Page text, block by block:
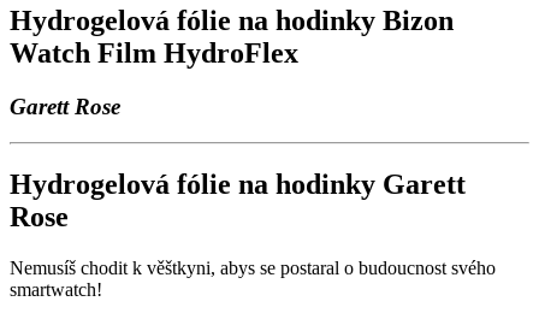
Hydrogelová fólie na hodinky Bizon
Watch Film HydroFlex
Garett Rose
Hydrogelová fólie na hodinky Garett
Rose
Nemusíš chodit k věštkyni, abys se postaral o budoucnost svého
smartwatch!